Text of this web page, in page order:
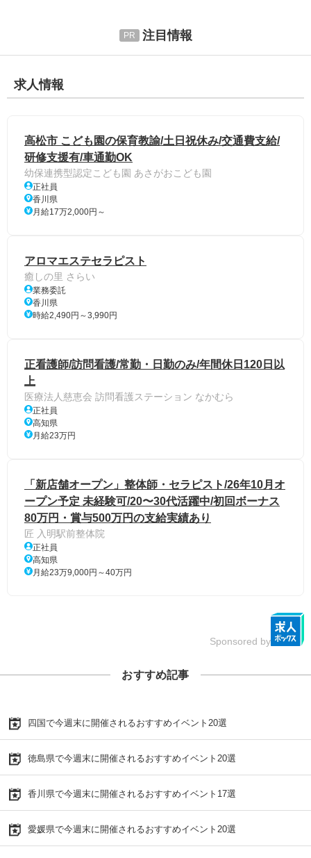
注目情報
求人情報
高松市 こども園の保育教諭/土日祝休み/交通費支給/
研修支援有/車通勤OK
幼保連携型認定こども園 あさがおこども園
正社員
香川県
月給17万2,000円～
アロマエステセラピスト
癒しの里 さらい
業務委託
香川県
時給2,490円～3,990円
正看護師/訪問看護/常勤・日勤のみ/年間休日120日以
上
医療法人慈恵会 訪問看護ステーション なかむら
正社員
高知県
月給23万円
「新店舗オープン」整体師・セラピスト/26年10月オ
ープン予定 未経験可/20〜30代活躍中/初回ボーナス
80万円・賞与500万円の支給実績あり
匠 入明駅前整体院
正社員
高知県
月給23万9,000円～40万円
Sponsored by
おすすめ記事
四国で今週末に開催されるおすすめイベント20選
徳島県で今週末に開催されるおすすめイベント20選
香川県で今週末に開催されるおすすめイベント17選
愛媛県で今週末に開催されるおすすめイベント20選